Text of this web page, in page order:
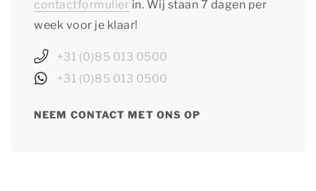
contactformulier in. Wij staan 7 dagen per
week voor je klaar!
+31 (0)85 013 0500
+31 (0)85 013 0500
NEEM CONTACT MET ONS OP